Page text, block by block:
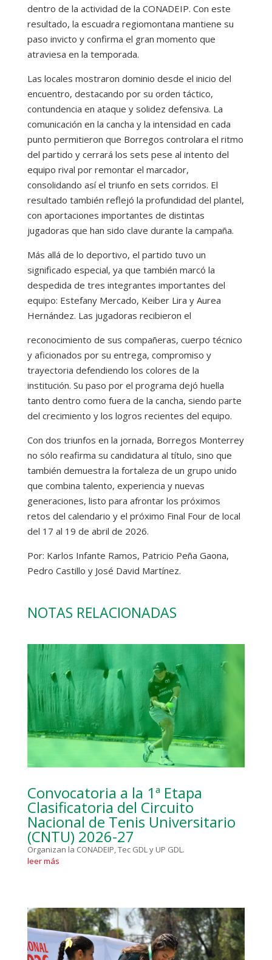
dentro de la actividad de la CONADEIP. Con este
resultado, la escuadra regiomontana mantiene su
paso invicto y confirma el gran momento que
atraviesa en la temporada.
Las locales mostraron dominio desde el inicio del
encuentro, destacando por su orden táctico,
contundencia en ataque y solidez defensiva. La
comunicación en la cancha y la intensidad en cada
punto permitieron que Borregos controlara el ritmo
del partido y cerrará los sets pese al intento del
equipo rival por remontar el marcador,
consolidando así el triunfo en sets corridos. El
resultado también reflejó la profundidad del plantel,
con aportaciones importantes de distintas
jugadoras que han sido clave durante la campaña.
Más allá de lo deportivo, el partido tuvo un
significado especial, ya que también marcó la
despedida de tres integrantes importantes del
equipo: Estefany Mercado, Keiber Lira y Aurea
Hernández. Las jugadoras recibieron el
reconocimiento de sus compañeras, cuerpo técnico
y aficionados por su entrega, compromiso y
trayectoria defendiendo los colores de la
institución. Su paso por el programa dejó huella
tanto dentro como fuera de la cancha, siendo parte
del crecimiento y los logros recientes del equipo.
Con dos triunfos en la jornada, Borregos Monterrey
no sólo reafirma su candidatura al título, sino que
también demuestra la fortaleza de un grupo unido
que combina talento, experiencia y nuevas
generaciones, listo para afrontar los próximos
retos del calendario y el próximo Final Four de local
del 17 al 19 de abril de 2026.
Por: Karlos Infante Ramos, Patricio Peña Gaona,
Pedro Castillo y José David Martínez.
NOTAS RELACIONADAS
Convocatoria a la 1ª Etapa
Clasificatoria del Circuito
Nacional de Tenis Universitario
(CNTU) 2026-27
Organizan la CONADEIP, Tec GDL y UP GDL.
leer más